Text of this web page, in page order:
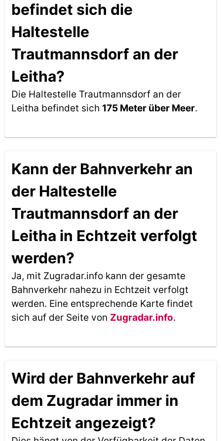
befindet sich die
Haltestelle
Trautmannsdorf an der
Leitha?
Die Haltestelle Trautmannsdorf an der
Leitha befindet sich 175 Meter über Meer.
Kann der Bahnverkehr an
der Haltestelle
Trautmannsdorf an der
Leitha in Echtzeit verfolgt
werden?
Ja, mit Zugradar.info kann der gesamte
Bahnverkehr nahezu in Echtzeit verfolgt
werden. Eine entsprechende Karte findet
sich auf der Seite von Zugradar.info.
Wird der Bahnverkehr auf
dem Zugradar immer in
Echtzeit angezeigt?